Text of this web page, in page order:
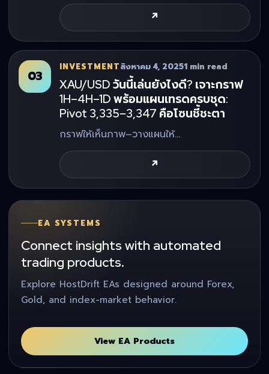
↗
03
INVESTMENTสิงหาคม 4, 20251 min read
XAU/USD วันนี้เล่นยังไงดี? เจาะกราฟ
1H–4H–1D พร้อมแผนเทรดครบชุด:
Pivot 3,335–3,347 คือโซนชี้ชะตา
กราฟให้เห็นภาพ–วางแผนให้…
↗
EA SYSTEMS
Connect insights with automated
trading products.
Explore HostDrift EAs designed around Forex,
Gold, and index-market behavior.
View EA Products